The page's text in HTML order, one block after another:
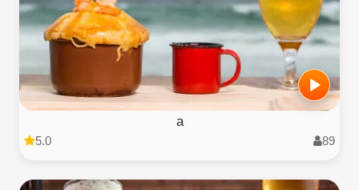
a
5.0 89